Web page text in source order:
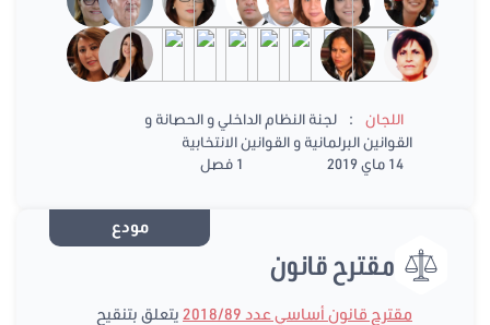
اللجان :
لجنة النظام الداخلي و الحصانة و
القوانين البرلمانية و القوانين الانتخابية
14 ماي 2019
1 فصل
مودع
مقترح قانون
مقترح قانون أساسي عدد 2018/89
يتعلق بتنقيح